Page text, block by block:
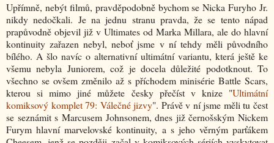
Upřímně, nebýt filmů, pravděpodobně bychom se Nicka Furyho Jr.
nikdy nedočkali. Je na jednu stranu pravda, že se tento nápad
prapůvodně objevil již v Ultimates od Marka Millara, ale do hlavní
kontinuity zařazen nebyl, neboť jsme v ní tehdy měli původního
bílého. A šlo navíc o alternativní ultimátní variantu, která ještě ke
všemu nebyla Juniorem, což je docela důležité podotknout. To
všechno se ovšem změnilo až s příchodem minisérie Battle Scars,
kterou si mimo jiné můžete česky přečíst v knize "Ultimátní
komiksový komplet 79: Válečné jizvy". Právě v ní jsme měli tu čest
se seznámit s Marcusem Johnsonem, dnes již černošským Nickem
Furym hlavní marvelovské kontinuity, a s jeho věrným parťákem